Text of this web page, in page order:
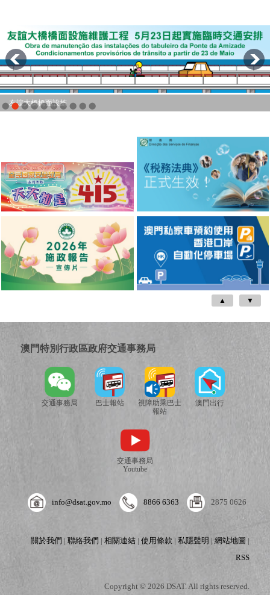
友誼大橋橋面設施
▲ ▼
澳門特別行政區政府交通事務局
交通事務局 巴士報站
視障助乘巴士
報站
澳門出行
交通事務局
Youtube
info@dsat.gov.mo 8866 6363 2875 0626
關於我們 |聯絡我們 |相關連結 |使用條款 |私隱聲明 |網站地圖 |
RSS
Copyright © 2026 DSAT. All rights reserved.